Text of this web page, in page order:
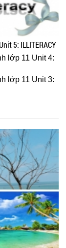
5: ILLITERACY
lớp 11 Unit 4:
lớp 11 Unit 3: